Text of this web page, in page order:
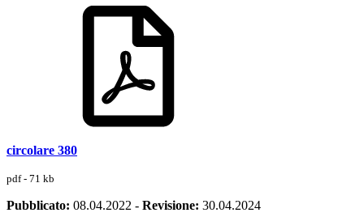
circolare 380
pdf - 71 kb
Pubblicato: 08.04.2022 - Revisione: 30.04.2024